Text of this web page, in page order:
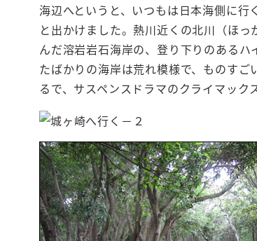
海辺へというと、いつもは日本海側に
と出かけました。熱川近くの北川（ほ
んだ溶岩岩石海岸の、登り下りのある
たばかりの海岸は荒れ模様で、ものす
るで、サスペンスドラマのクライマック